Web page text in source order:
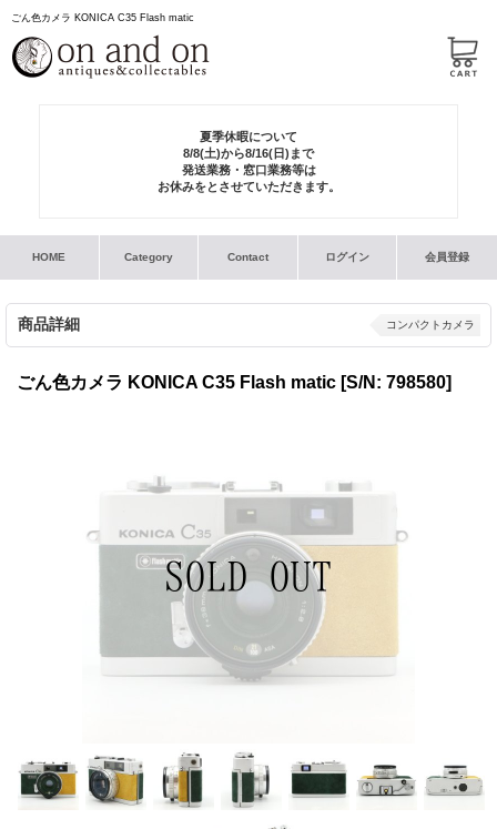
ごん色カメラ KONICA C35 Flash matic
夏季休暇について
8/8(土)から8/16(日)まで
発送業務・窓口業務等は
お休みをとさせていただきます。
HOME Category Contact ログイン 会員登録
商品詳細 コンパクトカメラ
ごん色カメラ KONICA C35 Flash matic [S/N: 798580]